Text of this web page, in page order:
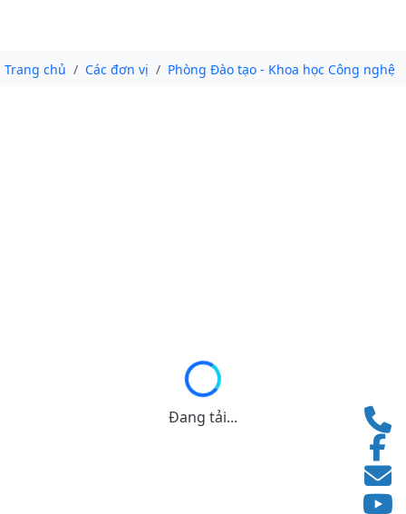
Trang chủ Các đơn vị Phòng Đào tạo - Khoa học Công nghệ
Đang tải...